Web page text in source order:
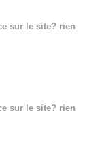
sur le site? rien
sur le site? rien